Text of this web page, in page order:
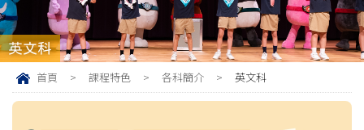
英文科
首頁 > 課程特色 > 各科簡介 > 英文科